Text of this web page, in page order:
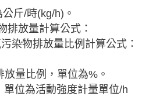
斤/時(kg/h)。
排放量計算公式：
染物排放量比例計算公式：
量比例，單位為%。
位為活動強度計量單位/h